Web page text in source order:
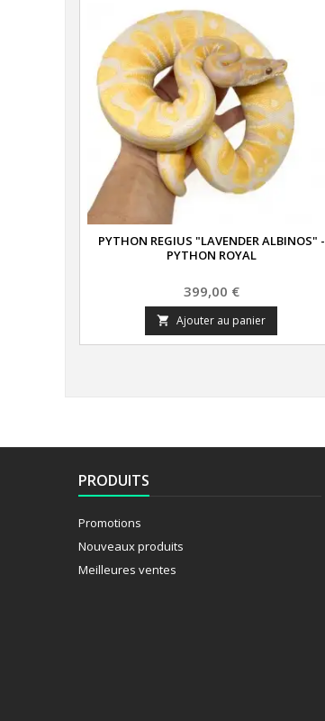
PYTHON REGIUS "LAVENDER ALBINOS" -
PYTHON ROYAL
Prix
399,00 €
 Ajouter au panier
PRODUITS
Promotions
Nouveaux produits
Meilleures ventes